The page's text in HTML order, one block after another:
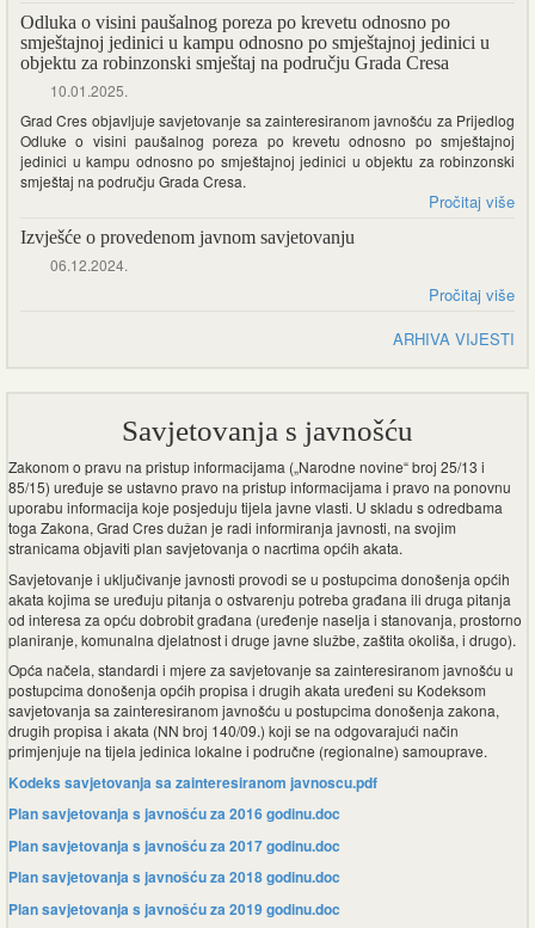
Odluka o visini paušalnog poreza po krevetu odnosno po
smještajnoj jedinici u kampu odnosno po smještajnoj jedinici u
objektu za robinzonski smještaj na području Grada Cresa
10.01.2025.
Grad Cres objavljuje savjetovanje sa zainteresiranom javnošću za Prijedlog
Odluke o visini paušalnog poreza po krevetu odnosno po smještajnoj
jedinici u kampu odnosno po smještajnoj jedinici u objektu za robinzonski
smještaj na području Grada Cresa.
Pročitaj više
Izvješće o provedenom javnom savjetovanju
06.12.2024.
Pročitaj više
ARHIVA VIJESTI
Savjetovanja s javnošću
Zakonom o pravu na pristup informacijama („Narodne novine“ broj 25/13 i
85/15) uređuje se ustavno pravo na pristup informacijama i pravo na ponovnu
uporabu informacija koje posjeduju tijela javne vlasti. U skladu s odredbama
toga Zakona, Grad Cres dužan je radi informiranja javnosti, na svojim
stranicama objaviti plan savjetovanja o nacrtima općih akata.
Savjetovanje i uključivanje javnosti provodi se u postupcima donošenja općih
akata kojima se uređuju pitanja o ostvarenju potreba građana ili druga pitanja
od interesa za opću dobrobit građana (uređenje naselja i stanovanja, prostorno
planiranje, komunalna djelatnost i druge javne službe, zaštita okoliša, i drugo).
Opća načela, standardi i mjere za savjetovanje sa zainteresiranom javnošću u
postupcima donošenja općih propisa i drugih akata uređeni su Kodeksom
savjetovanja sa zainteresiranom javnošću u postupcima donošenja zakona,
drugih propisa i akata (NN broj 140/09.) koji se na odgovarajući način
primjenjuje na tijela jedinica lokalne i područne (regionalne) samouprave.
Kodeks savjetovanja sa zainteresiranom javnoscu.pdf
Plan savjetovanja s javnošću za 2016 godinu.doc
Plan savjetovanja s javnošću za 2017 godinu.doc
Plansavjetovanja s javnošću za 2018 godinu.doc
Plan savjetovanja s javnošću za 2019 godinu.doc